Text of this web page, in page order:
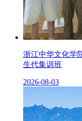
浙江中华文化学
生代集训班
2026-08-03